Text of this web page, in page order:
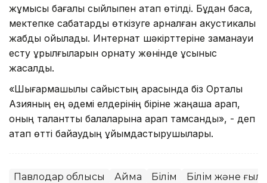
жұмысы бағалы сыйлықпен атап өтілді. Бұдан басқа,
мектепке сабақтарды өткізуге арналған акустикалық
жабдық қойылады. Интернат шәкірттеріне заманауи
есту құрылғыларын орнату жөнінде ұсыныс
жасалды.
«Шығармашылық сайыстың арқасында біз Орталық
Азияның ең әдемі елдерінің біріне жаңаша қарап,
оның талантты балаларына қарап тамсандық», - деп
атап өтті байқаудың ұйымдастырушылары.
Павлодар облысы Аймақ Білім Білім және